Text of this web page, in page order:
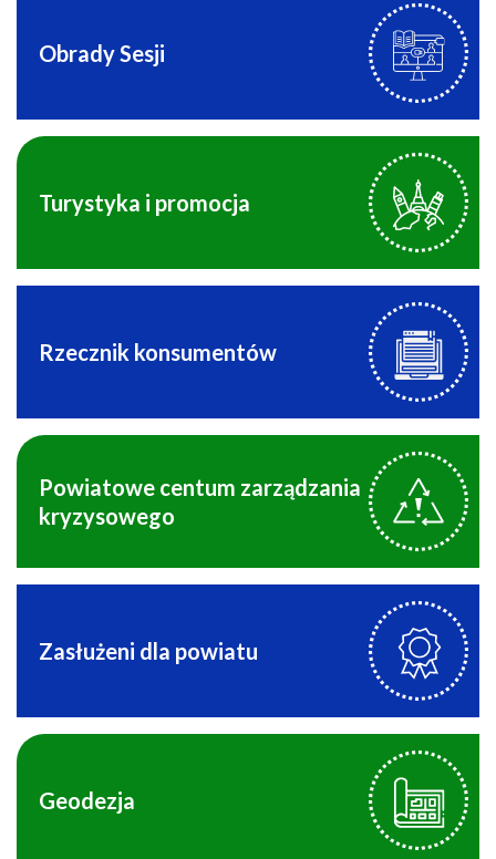
Obrady Sesji
Turystyka i promocja
Rzecznik konsumentów
Powiatowe centum zarządzania
kryzysowego
Zasłużeni dla powiatu
Geodezja